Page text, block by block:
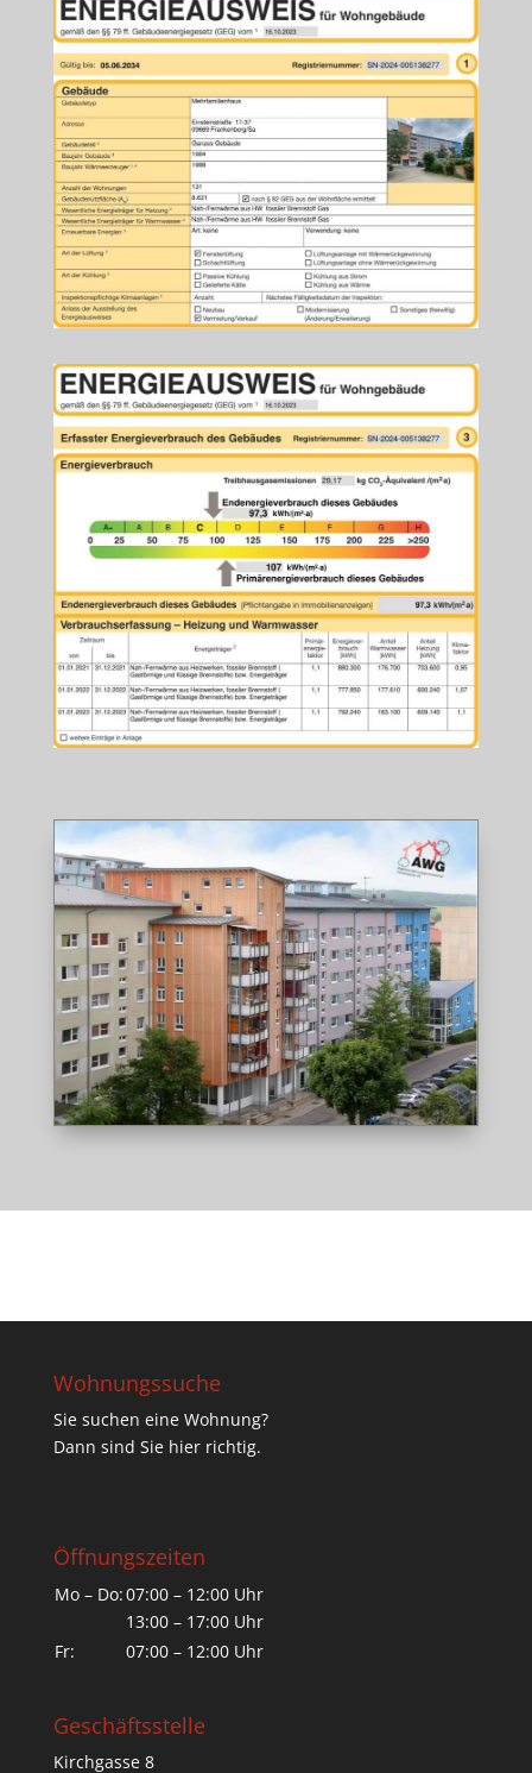
Wohnungssuche
Sie suchen eine Wohnung?
Dann sind Sie hier richtig.
Öffnungszeiten
Mo – Do:07:00 – 12:00 Uhr
13:00 – 17:00 Uhr
Fr:
07:00 – 12:00 Uhr
Geschäftsstelle
Kirchgasse 8